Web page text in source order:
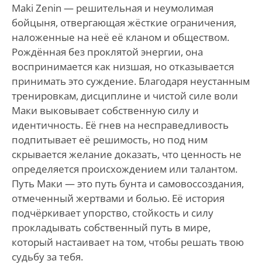
Maki Zenin — решительная и неумолимая
бойцыня, отвергающая жёсткие ограничения,
наложенные на неё её кланом и обществом.
Рождённая без проклятой энергии, она
воспринимается как низшая, но отказывается
принимать это суждение. Благодаря неустанным
тренировкам, дисциплине и чистой силе воли
Маки выковывает собственную силу и
идентичность. Её гнев на несправедливость
подпитывает её решимость, но под ним
скрывается желание доказать, что ценность не
определяется происхождением или талантом.
Путь Маки — это путь бунта и самовоссоздания,
отмеченный жертвами и болью. Её история
подчёркивает упорство, стойкость и силу
прокладывать собственный путь в мире,
который настаивает на том, чтобы решать твою
судьбу за тебя.